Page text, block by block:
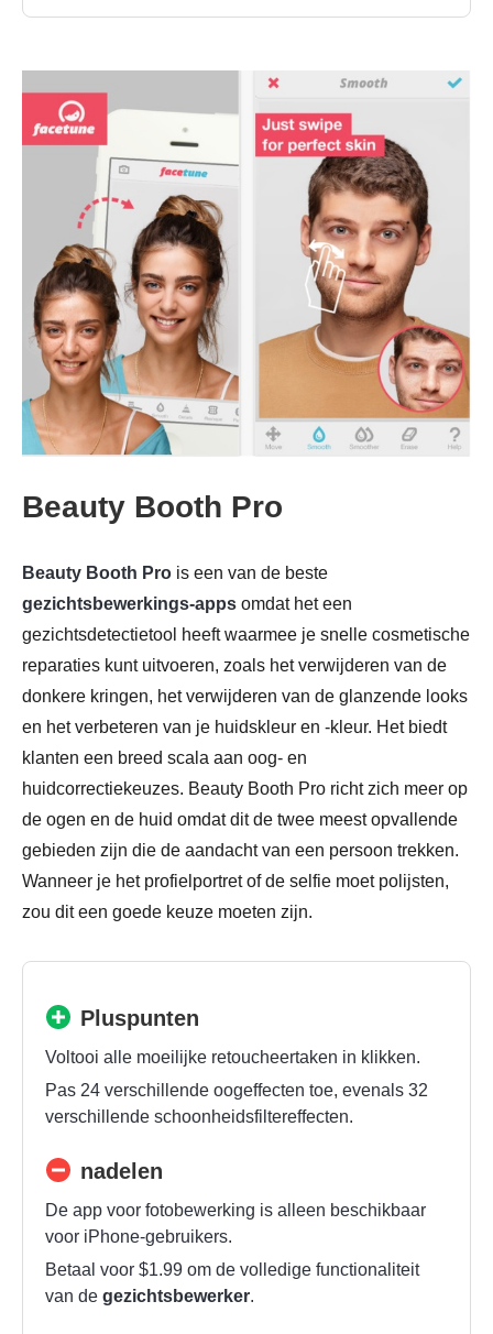
Beauty Booth Pro
Beauty Booth Pro is een van de beste
gezichtsbewerkings-apps omdat het een
gezichtsdetectietool heeft waarmee je snelle cosmetische
reparaties kunt uitvoeren, zoals het verwijderen van de
donkere kringen, het verwijderen van de glanzende looks
en het verbeteren van je huidskleur en -kleur. Het biedt
klanten een breed scala aan oog- en
huidcorrectiekeuzes. Beauty Booth Pro richt zich meer op
de ogen en de huid omdat dit de twee meest opvallende
gebieden zijn die de aandacht van een persoon trekken.
Wanneer je het profielportret of de selfie moet polijsten,
zou dit een goede keuze moeten zijn.
Pluspunten
Voltooi alle moeilijke retoucheertaken in klikken.
Pas 24 verschillende oogeffecten toe, evenals 32
verschillende schoonheidsfiltereffecten.
nadelen
De app voor fotobewerking is alleen beschikbaar
voor iPhone-gebruikers.
Betaal voor $1.99 om de volledige functionaliteit
van de gezichtsbewerker.